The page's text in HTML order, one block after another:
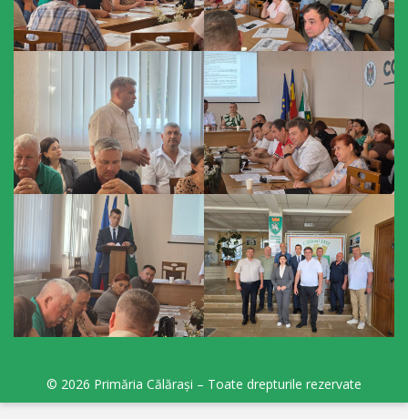
orășenesc
Muzeul
Istorie
şi
Etnografie
„Dumitru
Scvorțov-
Russu”
or.
Î.M.
© 2026 Primăria Călărași – Toate drepturile rezervate